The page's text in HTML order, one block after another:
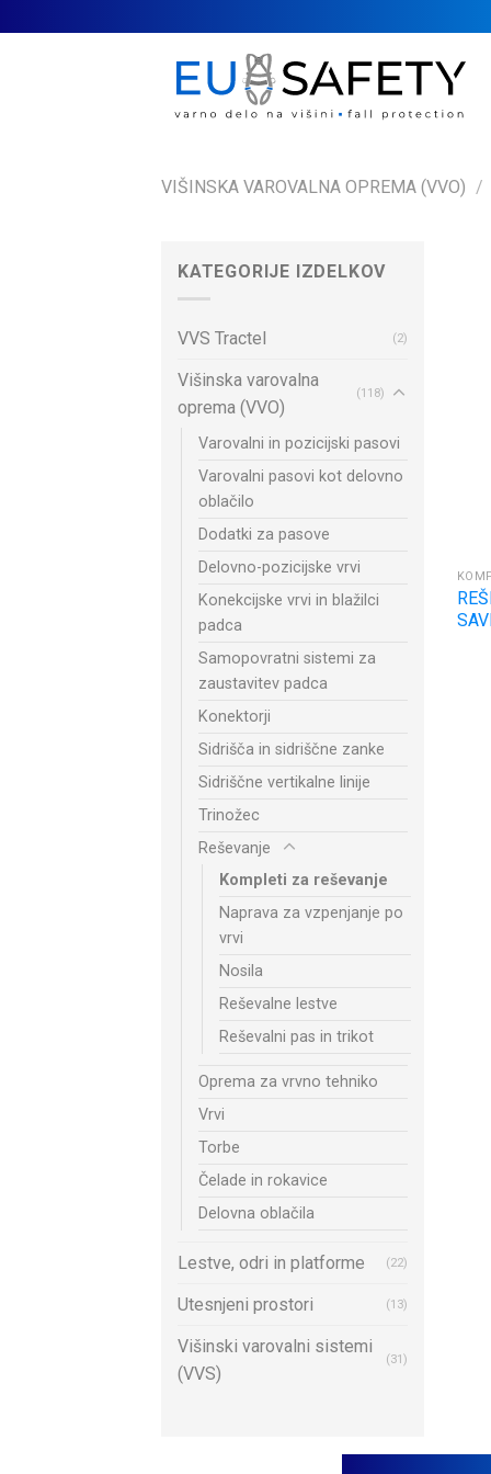
to
VIŠINSKA VAROVALNA OPREMA (VVO) /
KATEGORIJE IZDELKOV
VVS Tractel (2)
Višinska varovalna
oprema (VVO)
(118)
Varovalni in pozicijski pasovi
Varovalni pasovi kot delovno
oblačilo
Dodatki za pasove
Delovno-pozicijske vrvi
Konekcijske vrvi in blažilci
padca
Samopovratni sistemi za
zaustavitev padca
Konektorji
Sidrišča in sidriščne zanke
Sidriščne vertikalne linije
Trinožec
Reševanje
Kompleti za reševanje
Naprava za vzpenjanje po
vrvi
Nosila
Reševalne lestve
Reševalni pas in trikot
Oprema za vrvno tehniko
Vrvi
Torbe
Čelade in rokavice
Delovna oblačila
Lestve, odri in platforme (22)
Utesnjeni prostori (13)
Višinski varovalni sistemi
(VVS)
(31)